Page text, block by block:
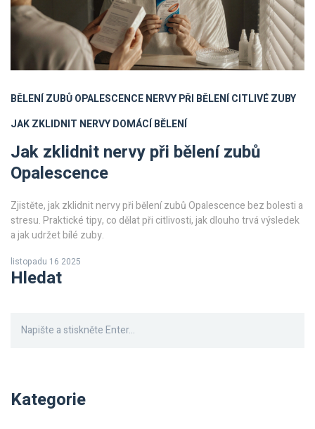
BĚLENÍ ZUBŮ OPALESCENCENERVY PŘI BĚLENÍCITLIVÉ ZUBY
JAK ZKLIDNIT NERVYDOMÁCÍ BĚLENÍ
Jak zklidnit nervy při bělení zubů
Opalescence
Zjistěte, jak zklidnit nervy při bělení zubů Opalescence bez bolesti a
stresu. Praktické tipy, co dělat při citlivosti, jak dlouho trvá výsledek
a jak udržet bílé zuby.
listopadu 16 2025
Hledat
Kategorie